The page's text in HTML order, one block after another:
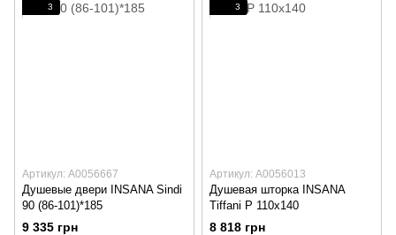
3
Артикул: А0056667
Душевые двери INSANA Sindi
90 (86-101)*185
9 335 грн
3
Артикул: А0056013
Душевая шторка INSANA
Tiffani P 110x140
8 818 грн